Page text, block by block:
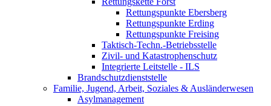
Rettungspunkte Ebersberg
Rettungspunkte Erding
Rettungspunkte Freising
Taktisch-Techn.-Betriebsstelle
Zivil- und Katastrophenschutz
Integrierte Leitstelle - ILS
Brandschutzdienststelle
Familie, Jugend, Arbeit, Soziales & Ausländerwesen
Asylmanagement